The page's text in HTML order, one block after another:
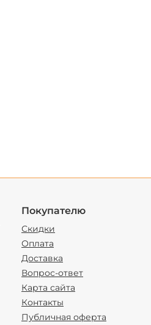
Покупателю
Скидки
Оплата
Доставка
Вопрос-ответ
Карта сайта
Контакты
Публичная оферта